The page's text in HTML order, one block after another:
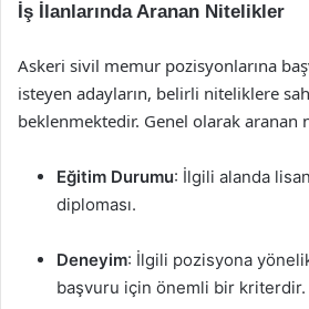
İş İlanlarında Aranan Nitelikler
Askeri sivil memur pozisyonlarına
isteyen adayların, belirli niteliklere
beklenmektedir. Genel olarak aranan
Eğitim Durumu: İlgili alanda
diploması.
Deneyim: İlgili pozisyona
başvuru için önemli bir kriterdir.